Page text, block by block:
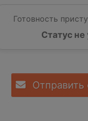
Готовность
Статус не